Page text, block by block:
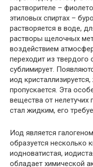
растворителе –
этиловых спиртах –
растворяется в воде,
растворы щелочных
воздействием
переходит из твердого
сублимирует.
иод
пропускается. Эта
вещества от
стал жидким, его
Иод является
образуется несколько
иодноватистая,
обладает химической